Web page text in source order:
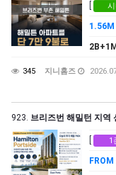
1.56M
345 지니홈즈
923. 브리즈번 해밀턴 지
1